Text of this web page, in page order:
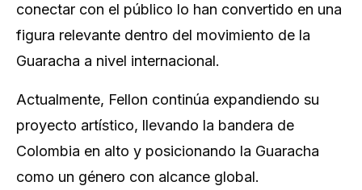
conectar con el público lo han convertido en una
figura relevante dentro del movimiento de la
Guaracha a nivel internacional.
Actualmente, Fellon continúa expandiendo su
proyecto artístico, llevando la bandera de
Colombia en alto y posicionando la Guaracha
como un género con alcance global.